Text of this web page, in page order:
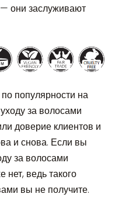
они заслуживают
популярности на
за волосами
доверие клиентов и
и снова. Если вы
за волосами
нет, ведь такого
вы не получите.